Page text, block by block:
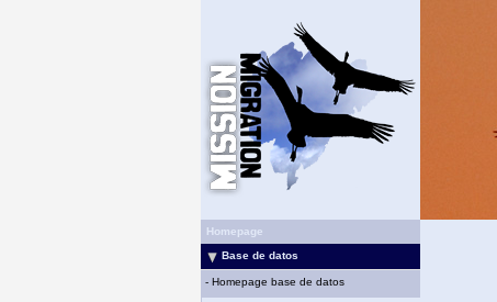
Homepage
Base de datos
- Homepage base de datos